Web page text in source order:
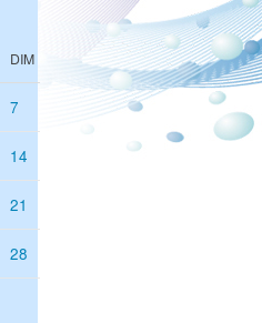
DIM
7
14
21
28